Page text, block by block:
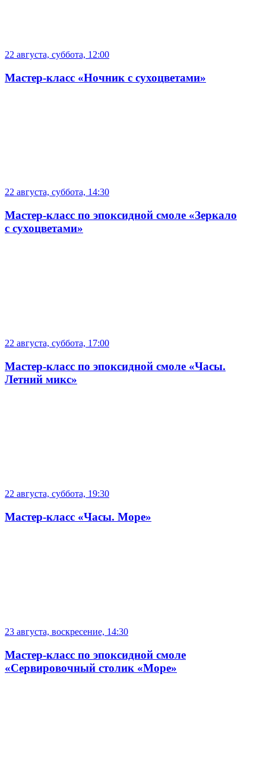
22 августа, суббота, 12:00
Мастер-класс «Ночник с сухоцветами»
22 августа, суббота, 14:30
Мастер-класс по эпоксидной смоле «Зеркало
с сухоцветами»
22 августа, суббота, 17:00
Мастер-класс по эпоксидной смоле «Часы.
Летний микс»
22 августа, суббота, 19:30
Мастер-класс «Часы. Море»
23 августа, воскресение, 14:30
Мастер-класс по эпоксидной смоле
«Сервировочный столик «Море»